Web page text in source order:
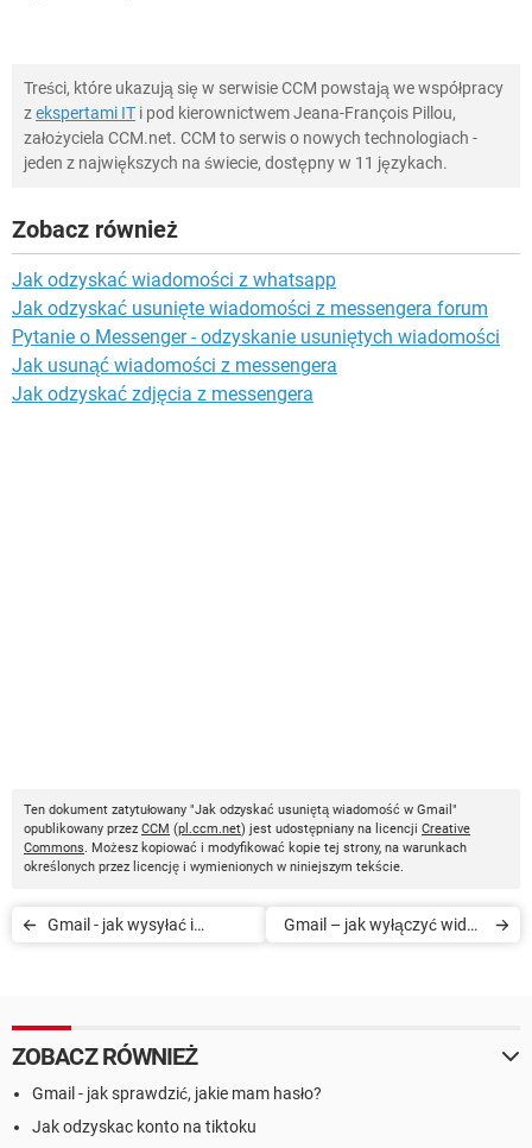
Treści, które ukazują się w serwisie CCM powstają we współpracy
zekspertami IT i pod kierownictwem Jeana-François Pillou,
założyciela CCM.net. CCM to serwis o nowych technologiach -
jeden z największych na świecie, dostępny w 11 językach.
Zobacz również
Jak odzyskać wiadomości z whatsapp
Jak odzyskać usunięte wiadomości z messengera forum
Pytanie o Messenger - odzyskanie usuniętych wiadomości
Jak usunąć wiadomości z messengera
Jak odzyskać zdjęcia z messengera
Ten dokument zatytułowany "Jak odzyskać usuniętą wiadomość w Gmail"
opublikowany przez CCM (pl.ccm.net) jest udostępniany na licencji Creative
Commons. Możesz kopiować i modyfikować kopie tej strony, na warunkach
określonych przez licencję i wymienionych w niniejszym tekście.
Gmail - jak wysyłać i
Gmail – jak wyłączyć widok
ZOBACZ RÓWNIEŻ
Gmail - jak sprawdzić, jakie mam hasło?
Jak odzyskac konto na tiktoku